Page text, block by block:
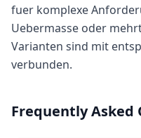
fuer komplexe
Uebermasse oder
Varianten sind mit
verbunden.
Frequently Asked